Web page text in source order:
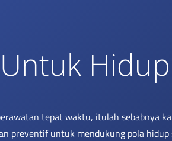
tepat waktu, itulah sebabnya
preventif untuk mendukung pola hidup